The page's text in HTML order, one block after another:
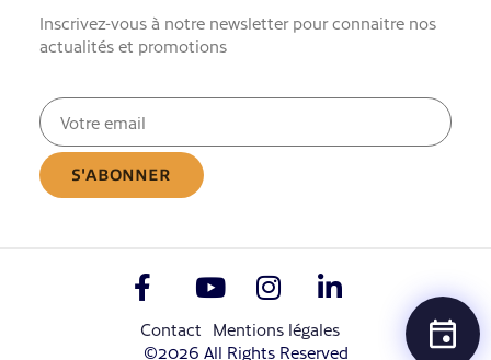
Inscrivez-vous à notre newsletter pour connaitre nos
actualités et promotions
E-
mail
(Nécessaire)
Contact Mentions légales
©2026 All Rights Reserved